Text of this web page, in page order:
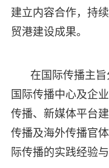
建立内容合作，持
贸港建设成果。
在国际传播主
国际传播中心及企
传播、新媒体平台
传播及海外传播官
际传播的实践经验与